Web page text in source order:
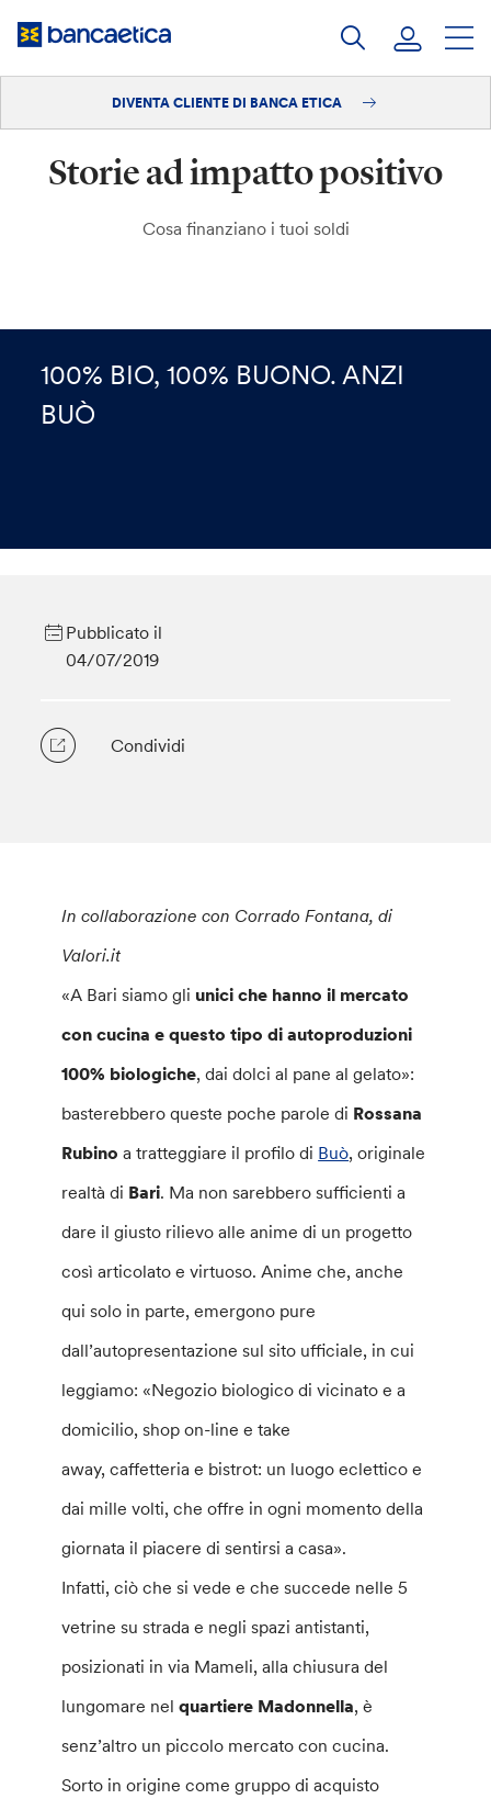
Diventa cliente
DIVENTA CLIENTE DI BANCA ETICA
Storie ad impatto positivo
Cosa finanziano i tuoi soldi
100% BIO, 100% BUONO. ANZI
BUÒ
Pubblicato il
04/07/2019
Condividi
In collaborazione con Corrado Fontana, di
Valori.it
«A Bari siamo gli unici che hanno il mercato
con cucina e questo tipo di autoproduzioni
100% biologiche, dai dolci al pane al gelato»:
basterebbero queste poche parole di Rossana
Rubino a tratteggiare il profilo di Buò, originale
realtà di Bari. Ma non sarebbero sufficienti a
dare il giusto rilievo alle anime di un progetto
così articolato e virtuoso. Anime che, anche
qui solo in parte, emergono pure
dall’autopresentazione sul sito ufficiale, in cui
leggiamo: «Negozio biologico di vicinato e a
domicilio, shop on-line e take
away, caffetteria e bistrot: un luogo eclettico e
dai mille volti, che offre in ogni momento della
giornata il piacere di sentirsi a casa».
Infatti, ciò che si vede e che succede nelle 5
vetrine su strada e negli spazi antistanti,
posizionati in via Mameli, alla chiusura del
lungomare nelquartiere Madonnella, è
senz’altro un piccolo mercato con cucina.
Sorto in origine come gruppo di acquisto